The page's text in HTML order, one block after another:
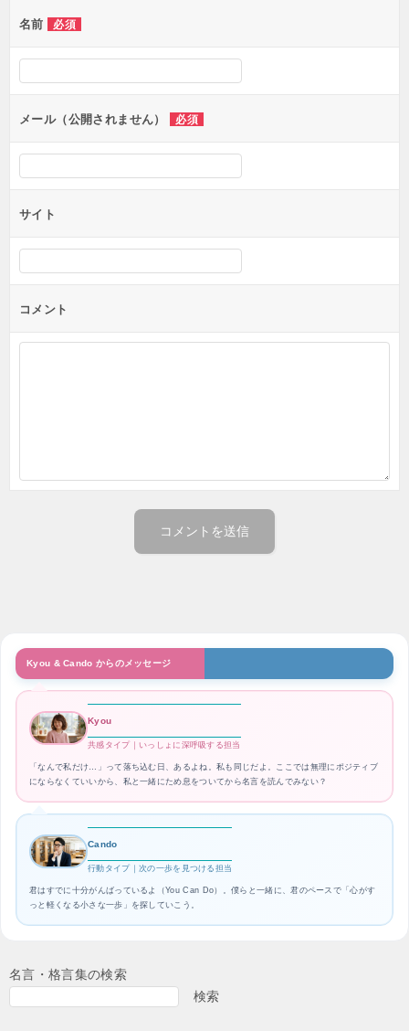
名前 必須
メール（公開されません） 必須
サイト
コメント
Kyou & Cando からのメッセージ
Kyou
共感タイプ｜いっしょに深呼吸する担当
「なんで私だけ…」って落ち込む日、あるよね。私も同じだよ。ここでは無理にポジティブ
にならなくていいから、私と一緒にため息をついてから名言を読んでみない？
Cando
行動タイプ｜次の一歩を見つける担当
君はすでに十分がんばっているよ（You Can Do）。僕らと一緒に、君のペースで「心がす
っと軽くなる小さな一歩」を探していこう。
名言・格言集の検索
検索